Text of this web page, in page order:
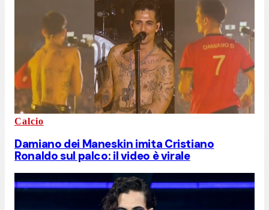
Calcio
Damiano dei Maneskin imita Cristiano
Ronaldo sul palco: il video è virale